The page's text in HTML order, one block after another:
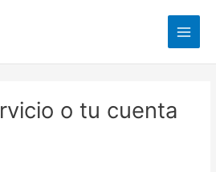
Main
o tu cuenta